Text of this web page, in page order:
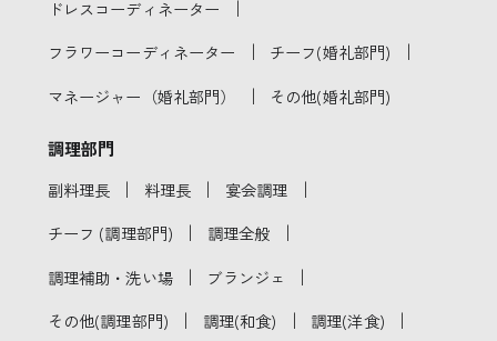
ドレスコーディネーター ｜
フラワーコーディネーター ｜ チーフ(婚礼部門) ｜
マネージャー（婚礼部門） ｜ その他(婚礼部門)
調理部門
副料理長 ｜ 料理長 ｜ 宴会調理 ｜
チーフ (調理部門) ｜ 調理全般 ｜
調理補助・洗い場 ｜ ブランジェ ｜
その他(調理部門) ｜ 調理(和食) ｜ 調理(洋食) ｜